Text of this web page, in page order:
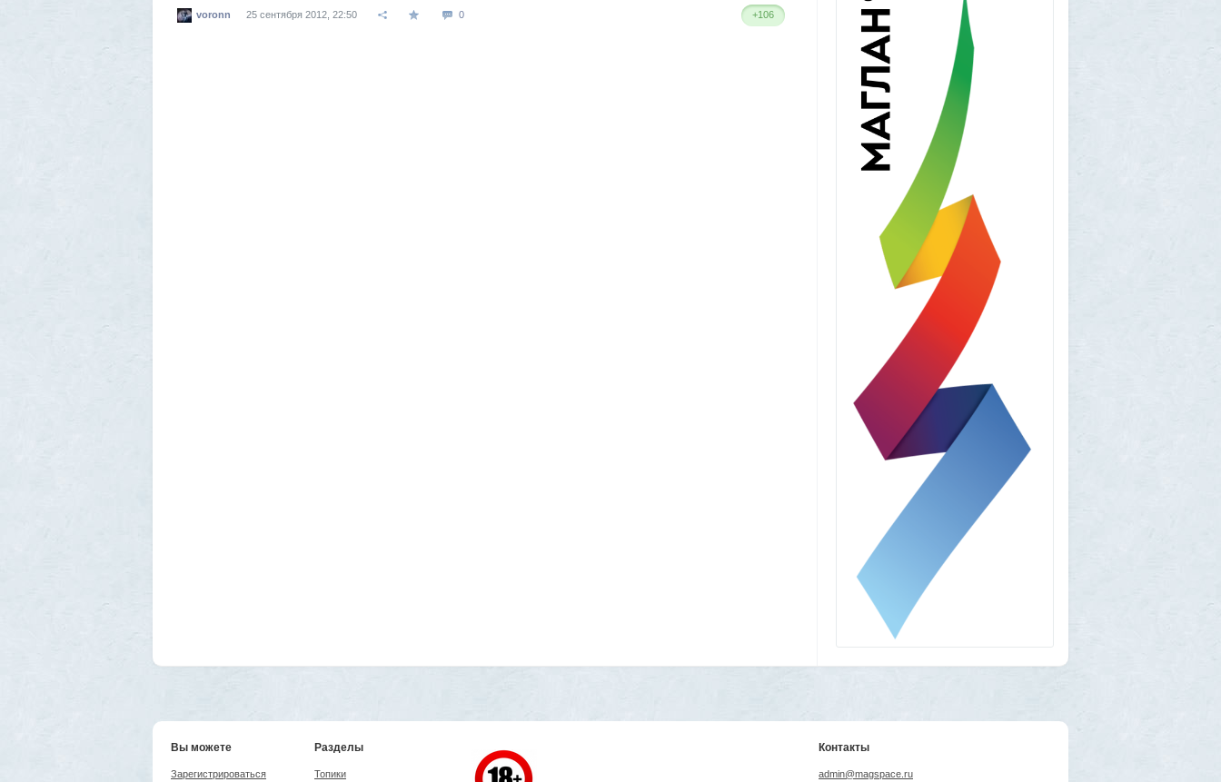
voronn 25 сентября 2012, 22:50 0 +106
Вы можете
Зарегистрироваться
Разделы
Топики
Контакты
admin@magspace.ru